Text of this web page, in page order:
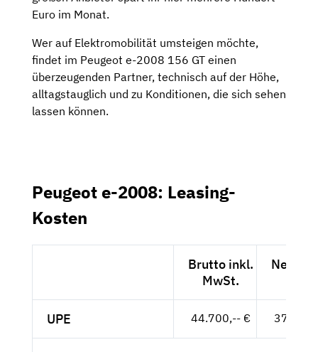
Euro im Monat.
Wer auf Elektromobilität umsteigen möchte,
findet im Peugeot e-2008 156 GT einen
überzeugenden Partner, technisch auf der Höhe,
alltagstauglich und zu Konditionen, die sich sehen
lassen können.
Peugeot e-2008: Leasing-
Kosten
Brutto inkl.
MwSt.
Netto
UPE 44.700,-- €